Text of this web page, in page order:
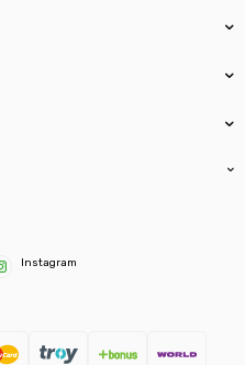
Instagram